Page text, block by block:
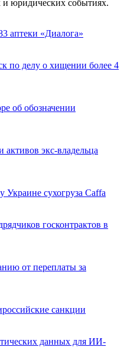
юридических событиях.
аптеки «Диалога»
по делу о хищении более 4
об обозначении
экс-владельца
сухогруза Caffa
госконтрактов в
от переплаты за
санкции
данных для ИИ-